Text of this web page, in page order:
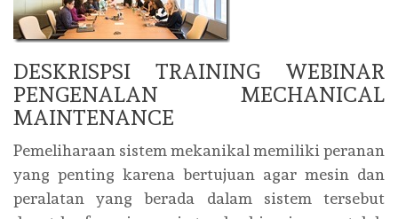
DESKRISPSI TRAINING WEBINAR
PENGENALAN MECHANICAL
MAINTENANCE
Pemeliharaan sistem mekanikal memiliki peranan
yang penting karena bertujuan agar mesin dan
peralatan yang berada dalam sistem tersebut